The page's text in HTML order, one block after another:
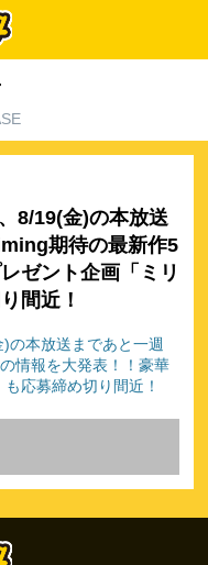
8/19(金)の本放送
期待の最新作5
ゼント企画「ミリ
間近！
の本放送まであと一週
情報を大発表！！豪華
応募締め切り間近！